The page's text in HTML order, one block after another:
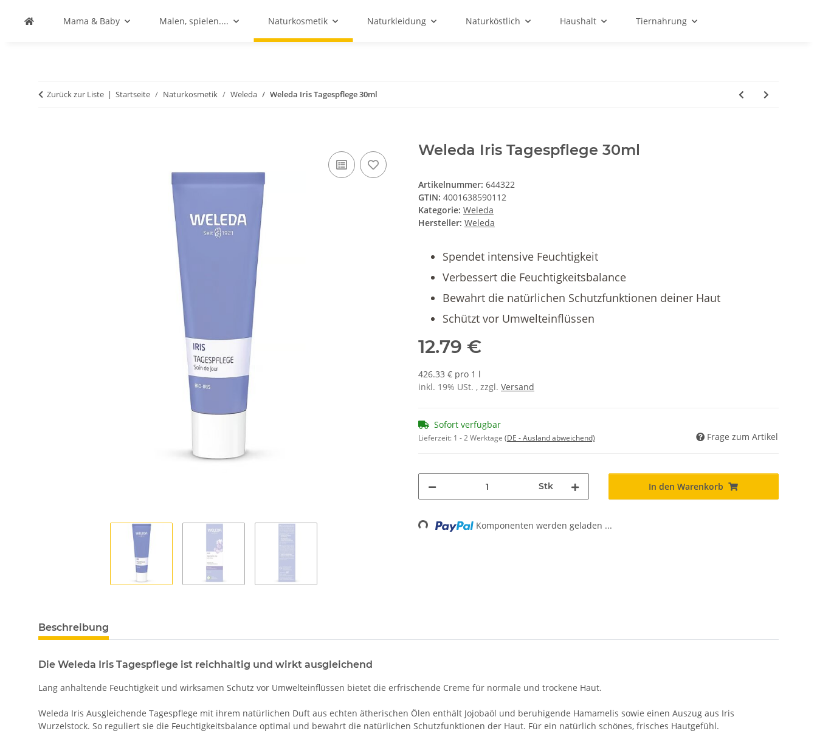
Mama & Baby Malen, spielen.... Naturkosmetik Naturkleidung Naturköstlich Haushalt Tiernahrung
Zurück zur Liste Startseite Naturkosmetik Weleda Weleda Iris Tagespflege 30ml
Weleda Iris Tagespflege 30ml
Artikelnummer: 644322
GTIN: 4001638590112
Kategorie: Weleda
Hersteller: Weleda
Spendet intensive Feuchtigkeit
Verbessert die Feuchtigkeitsbalance
Bewahrt die natürlichen Schutzfunktionen deiner Haut
Schützt vor Umwelteinflüssen
12.79 €
426.33 € pro 1 l
inkl. 19% USt. , zzgl. Versand
Sofort verfügbar
Lieferzeit: 1 - 2 Werktage (DE - Ausland abweichend) Frage zum Artikel
Stk In den Warenkorb
Loading... Komponenten werden geladen ...
Beschreibung
Die Weleda Iris Tagespflege ist reichhaltig und wirkt ausgleichend
Lang anhaltende Feuchtigkeit und wirksamen Schutz vor Umwelteinflüssen bietet die erfrischende Creme für normale und trockene Haut.
Weleda Iris Ausgleichende Tagespflege mit ihrem natürlichen Duft aus echten ätherischen Ölen enthält Jojobaöl und beruhigende Hamamelis sowie einen Auszug aus Iris
Wurzelstock. So reguliert sie die Feuchtigkeitsbalance optimal und bewahrt die natürlichen Schutzfunktionen der Haut. Für ein natürlich schönes, frisches Hautgefühl.